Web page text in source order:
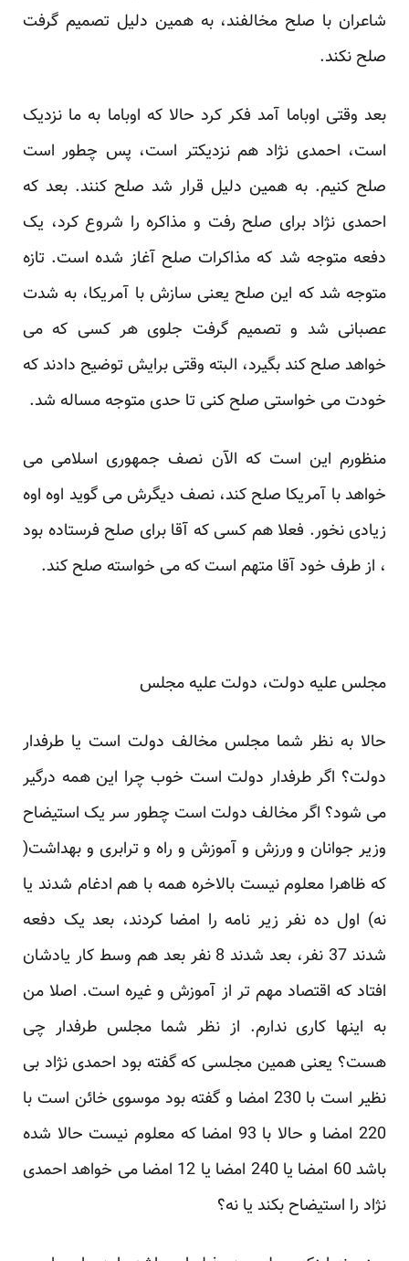
شاعران با صلح مخالفند، به همین دلیل تصمیم گرفت
صلح نکند.
بعد وقتی اوباما آمد فکر کرد حالا که اوباما به ما نزدیک
است، احمدی نژاد هم نزدیکتر است، پس چطور است
صلح کنیم. به همین دلیل قرار شد صلح کنند. بعد که
احمدی نژاد برای صلح رفت و مذاکره را شروع کرد، یک
دفعه متوجه شد که مذاکرات صلح آغاز شده است. تازه
متوجه شد که این صلح یعنی سازش با آمریکا، به شدت
عصبانی شد و تصمیم گرفت جلوی هر کسی که می
خواهد صلح کند بگیرد، البته وقتی برایش توضیح دادند که
خودت می خواستی صلح کنی تا حدی متوجه مساله شد.
منظورم این است که الآن نصف جمهوری اسلامی می
خواهد با آمریکا صلح کند، نصف دیگرش می گوید اوه اوه
زیادی نخور. فعلا هم کسی که آقا برای صلح فرستاده بود
، از طرف خود آقا متهم است که می خواسته صلح کند.
مجلس علیه دولت، دولت علیه مجلس
حالا به نظر شما مجلس مخالف دولت است یا طرفدار
دولت؟ اگر طرفدار دولت است خوب چرا این همه درگیر
می شود؟ اگر مخالف دولت است چطور سر یک استیضاح
وزیر جوانان و ورزش و آموزش و راه و ترابری و بهداشت(
که ظاهرا معلوم نیست بالاخره همه با هم ادغام شدند یا
نه) اول ده نفر زیر نامه را امضا کردند، بعد یک دفعه
شدند 37 نفر، بعد شدند 8 نفر بعد هم وسط کار یادشان
افتاد که اقتصاد مهم تر از آموزش و غیره است. اصلا من
به اینها کاری ندارم. از نظر شما مجلس طرفدار چی
هست؟ یعنی همین مجلسی که گفته بود احمدی نژاد بی
نظیر است با 230 امضا و گفته بود موسوی خائن است با
220 امضا و حالا با 93 امضا که معلوم نیست حالا شده
باشد 60 امضا یا 240 امضا یا 12 امضا می خواهد احمدی
نژاد را استیضاح بکند یا نه؟